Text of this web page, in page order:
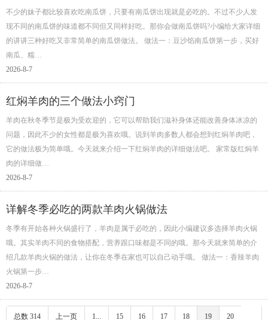
不少的妹子都比较喜欢吃南瓜饼，只要有南瓜饼出现就是必吃的。不过不少人发
现不同的南瓜饼的味道都不同但又同样好吃。那你会做南瓜饼吗?小编给大家详细
的讲讲三种好吃又非常简单的南瓜饼做法。 做法一：豆沙馅南瓜饼第一步，买好
南瓜、糯…
2026-8-7
红焖羊肉的三个做法小窍门
羊肉在秋冬季节是极为受欢迎的，它可以帮助我们滋补身体还能改善身体冰凉的
问题，因此不少的女性都是极为喜欢哦。说到羊肉多数人都会想到红焖羊肉吧，
它的做法极为简单哦。今天就来介绍一下红焖羊肉的详细做法吧。 家常版红焖羊
肉的详细做…
2026-8-7
详解冬季必吃的两款羊肉火锅做法
冬季有开始各种火锅盛行了，羊肉是属于必吃的，因此小编建议多选择羊肉火锅
哦。其实羊肉不同的食物搭配，营养跟口味都是不同的哦。那今天就来简单的介
绍几款羊肉火锅的做法，让你在冬季在家也可以自己动手哦。 做法一：香辣羊肉
火锅第一步…
2026-8-7
总数 314 上一页 1... 15 16 17 18 19 20